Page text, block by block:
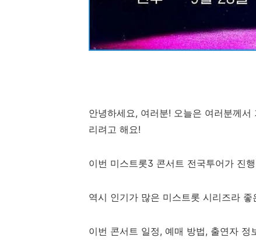
안녕하세요, 여러분! 오늘은 여러분께
리려고 해요!
이번 미스트롯3 콘서트 전국투어가 진
역시 인기가 많은 미스트롯 시리즈라
이번 콘서트 일정, 예매 방법, 출연자